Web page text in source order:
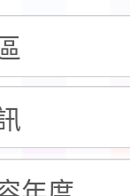
辦理
要點」
115學
一案
市補助
動實施